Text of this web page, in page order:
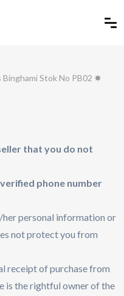
Stok No PB02 ✸
that you do not
phone number
her personal information or
not protect you from
receipt of purchase from
is the rightful owner of the